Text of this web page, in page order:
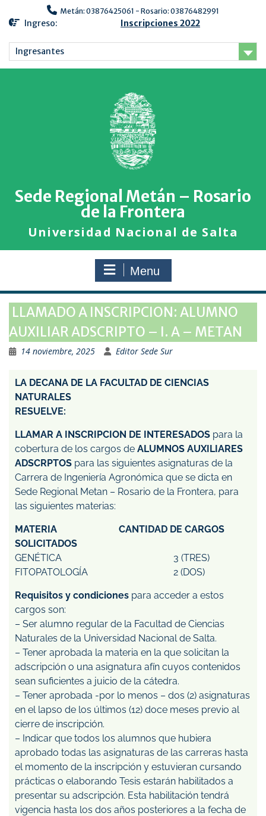
Metán: 03876425061 - Rosario: 03876482991
Ingreso: Inscripciones 2022
Ingresantes
Sede Regional Metán – Rosario
de la Frontera
Universidad Nacional de Salta
Menu
LLAMADO A INSCRIPCION: ALUMNO
AUXILIAR ADSCRIPTO – I. A – METAN
14 noviembre, 2025 Editor Sede Sur
LA DECANA DE LA FACULTAD DE CIENCIAS
NATURALES
RESUELVE:
LLAMAR A INSCRIPCION DE INTERESADOS para la
cobertura de los cargos de ALUMNOS AUXILIARES
ADSCRPTOS para las siguientes asignaturas de la
Carrera de Ingeniería Agronómica que se dicta en
Sede Regional Metan – Rosario de la Frontera, para
las siguientes materias:
MATERIA CANTIDAD DE CARGOS
SOLICITADOS
GENÉTICA 3 (TRES)
FITOPATOLOGÍA 2 (DOS)
Requisitos y condiciones para acceder a estos
cargos son:
– Ser alumno regular de la Facultad de Ciencias
Naturales de la Universidad Nacional de Salta.
– Tener aprobada la materia en la que solicitan la
adscripción o una asignatura afín cuyos contenidos
sean suficientes a juicio de la cátedra.
– Tener aprobada -por lo menos – dos (2) asignaturas
en el lapso de los últimos (12) doce meses previo al
cierre de inscripción.
– Indicar que todos los alumnos que hubiera
aprobado todas las asignaturas de las carreras hasta
el momento de la inscripción y estuvieran cursando
prácticas o elaborando Tesis estarán habilitados a
presentar su adscripción. Esta habilitación tendrá
vigencia hasta los dos años posteriores a la fecha de